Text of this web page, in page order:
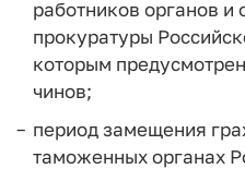
работников органов и
прокуратуры
которым
чинов;
период замещения
таможенных органах